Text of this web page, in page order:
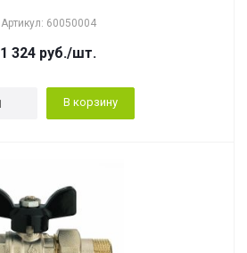
Артикул: 60050004
1 324 руб./шт.
В корзину